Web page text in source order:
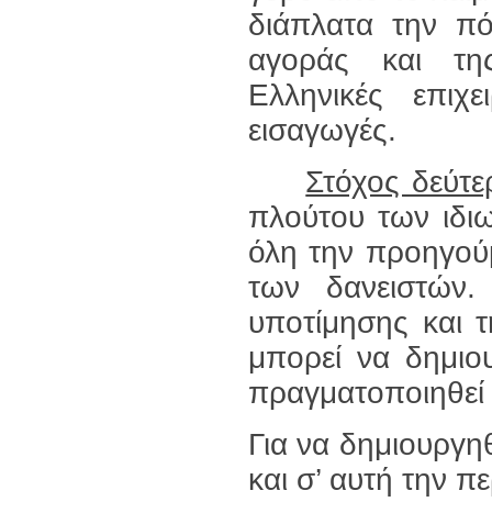
διάπλατα την
αγοράς και
Ελληνικές
εισαγωγές.
Στόχος
πλούτου των
όλη την
των
υποτίμησης και
μπορεί να
πραγματοποιηθεί
Για να
και σ’ αυτή την